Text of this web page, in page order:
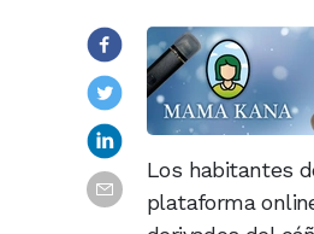
Los habitantes
plataforma